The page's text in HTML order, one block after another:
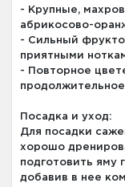
- Крупные,
абрикосово-
- Сильный
приятными
- Повторное
Посадка и уход:
Для посадки
хорошо
подготовить яму
добавив в нее